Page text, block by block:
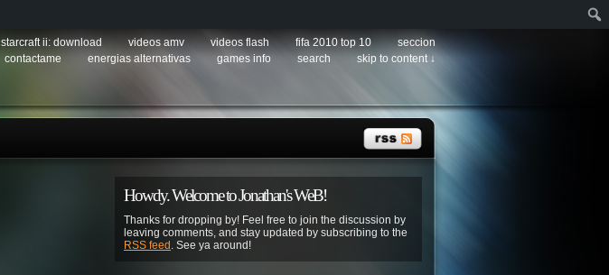
starcraft ii: download videos amv videos flash fifa 2010 top 10
seccion
contactame energias alternativas games info search skip to content ↓
Howdy. Welcome to Jonathan's WeB!
Thanks for dropping by! Feel free to join the discussion by
leaving comments, and stay updated by subscribing to the
RSS feed . See ya around!